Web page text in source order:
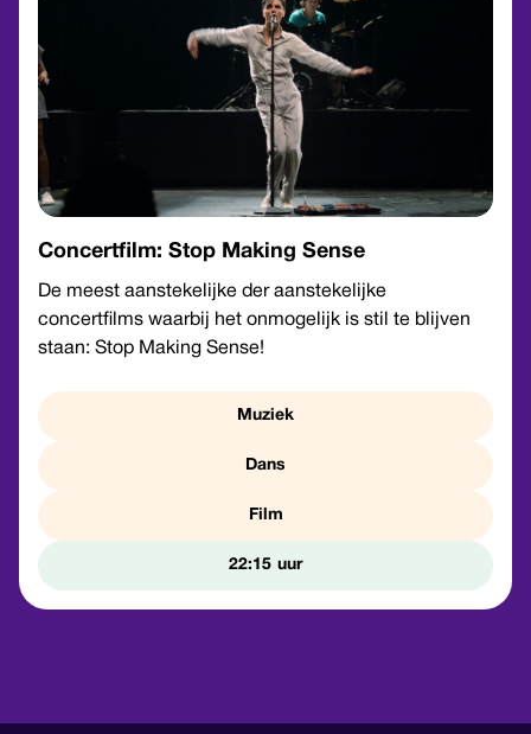
Concertfilm: Stop Making Sense
De meest aanstekelijke der aanstekelijke
concertfilms waarbij het onmogelijk is stil te blijven
staan: Stop Making Sense!
Muziek
Dans
Film
22:15